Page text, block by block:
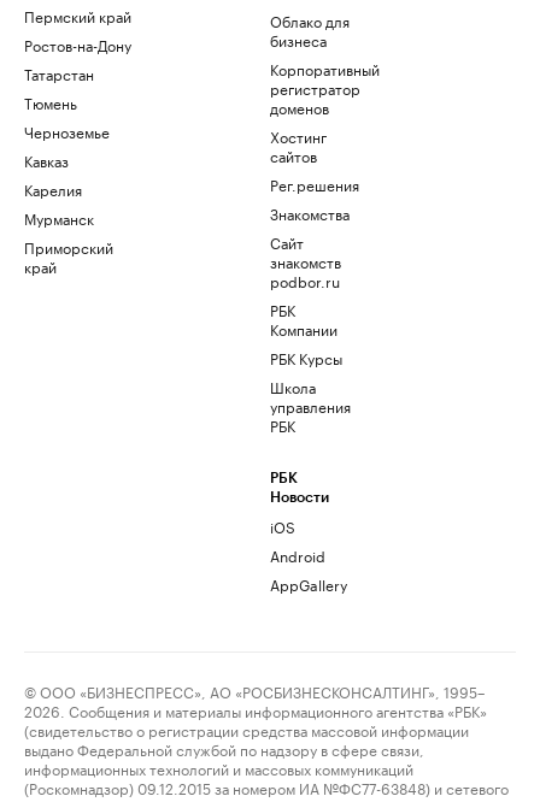
Пермский край
Ростов-на-Дону
Татарстан
Тюмень
Черноземье
Кавказ
Карелия
Мурманск
Приморский
край
Облако для
бизнеса
Корпоративный
регистратор
доменов
Хостинг
сайтов
Рег.решения
Знакомства
Сайт
знакомств
podbor.ru
РБК
Компании
РБК Курсы
Школа
управления
РБК
РБК
Новости
iOS
Android
AppGallery
© ООО «БИЗНЕСПРЕСС», АО «РОСБИЗНЕСКОНСАЛТИНГ», 1995–
2026. Сообщения и материалы информационного агентства «РБК»
(свидетельство о регистрации средства массовой информации
выдано Федеральной службой по надзору в сфере связи,
информационных технологий и массовых коммуникаций
(Роскомнадзор) 09.12.2015 за номером ИА №ФС77-63848) и сетевого